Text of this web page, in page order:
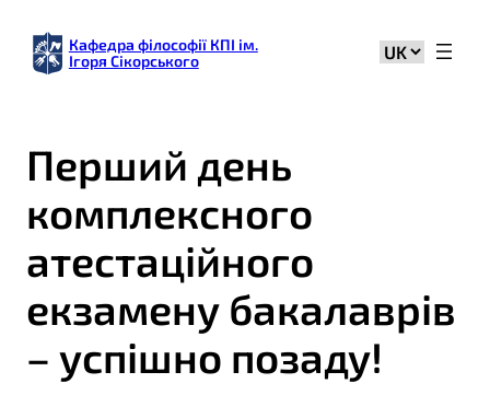
Кафедра філософії КПІ ім.
Ігоря Сікорського
Вибрати
Перший день
комплексного
атестаційного
екзамену бакалаврів
– успішно позаду!